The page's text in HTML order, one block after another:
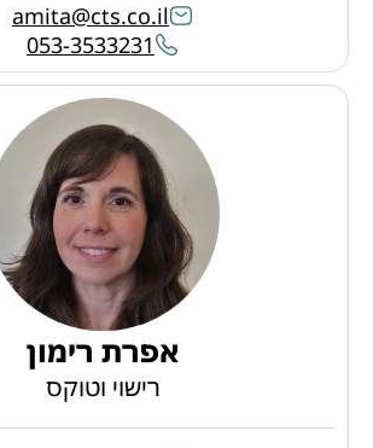
amita@cts.co.il
053-3533231
אפרת רימון
רישוי וטוקס